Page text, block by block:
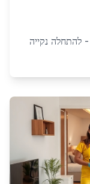
- להתחלה נקייה